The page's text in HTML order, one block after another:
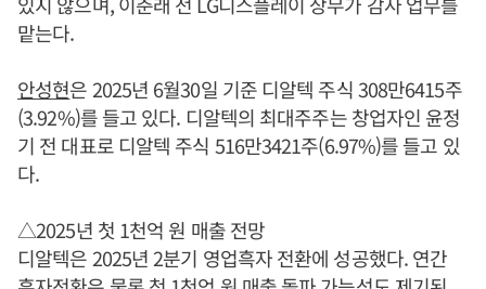
맡는다.
안성현은 2025년 6월30일 기준 디알텍 주식 308만6415주
(3.92%)를 들고 있다. 디알텍의 최대주주는 창업자인 윤정
기 전 대표로 디알텍 주식 516만3421주(6.97%)를 들고 있
다.
△2025년 첫 1천억 원 매출 전망
디알텍은 2025년 2분기 영업흑자 전환에 성공했다. 연간